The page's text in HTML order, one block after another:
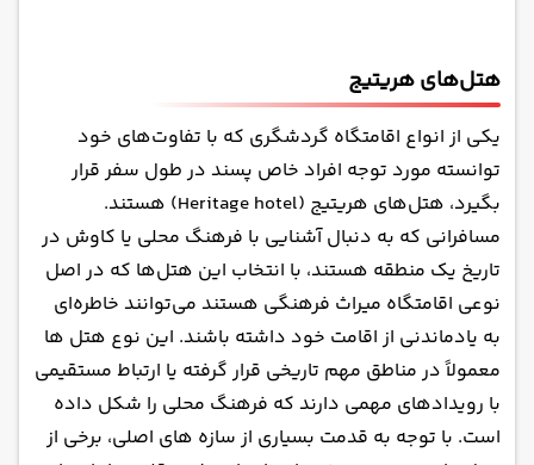
هتل‌های هریتیج
یکی از انواع اقامتگاه گردشگری که با تفاوت‌های خود
توانسته مورد توجه افراد خاص پسند در طول سفر قرار
بگیرد، هتل‌های هریتیج (Heritage hotel) هستند.
مسافرانی که به دنبال آشنایی با فرهنگ محلی یا کاوش در
تاریخ یک منطقه هستند، با انتخاب این هتل‌ها که در اصل
نوعی اقامتگاه میراث فرهنگی هستند می‌توانند خاطره‌ای
به یادماندنی از اقامت خود داشته باشند. این نوع هتل ها
معمولاً در مناطق مهم تاریخی قرار گرفته یا ارتباط مستقیمی
با رویدادهای مهمی دارند که فرهنگ محلی را شکل داده
است. با توجه به قدمت بسیاری از سازه های اصلی، برخی از